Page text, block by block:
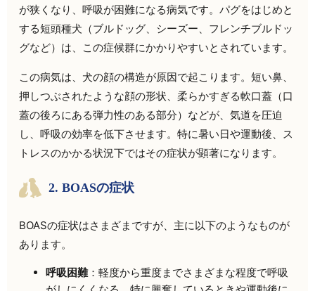
が狭くなり、呼吸が困難になる病気です。パグをはじめと
する短頭種犬（ブルドッグ、シーズー、フレンチブルドッ
グなど）は、この症候群にかかりやすいとされています。
この病気は、犬の顔の構造が原因で起こります。短い鼻、
押しつぶされたような顔の形状、柔らかすぎる軟口蓋（口
蓋の後ろにある弾力性のある部分）などが、気道を圧迫
し、呼吸の効率を低下させます。特に暑い日や運動後、ス
トレスのかかる状況下ではその症状が顕著になります。
2. BOASの症状
BOASの症状はさまざまですが、主に以下のようなものが
あります。
呼吸困難：軽度から重度までさまざまな程度で呼吸